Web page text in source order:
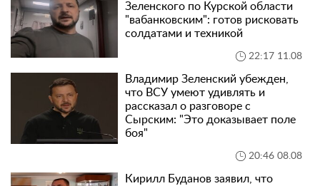
Зеленского по Курской области
"вабанковским": готов рисковать
солдатами и техникой
22:17 11.08
Владимир Зеленский убежден,
что ВСУ умеют удивлять и
рассказал о разговоре с
Сырским: "Это доказывает поле
боя"
20:46 08.08
Кирилл Буданов заявил, что